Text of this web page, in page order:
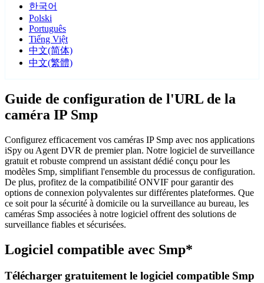
한국어
Polski
Português
Tiếng Việt
中文(简体)
中文(繁體)
Guide de configuration de l'URL de la
caméra IP Smp
Configurez efficacement vos caméras IP Smp avec nos applications
iSpy ou Agent DVR de premier plan. Notre logiciel de surveillance
gratuit et robuste comprend un assistant dédié conçu pour les
modèles Smp, simplifiant l'ensemble du processus de configuration.
De plus, profitez de la compatibilité ONVIF pour garantir des
options de connexion polyvalentes sur différentes plateformes. Que
ce soit pour la sécurité à domicile ou la surveillance au bureau, les
caméras Smp associées à notre logiciel offrent des solutions de
surveillance fiables et sécurisées.
Logiciel compatible avec Smp*
Télécharger gratuitement le logiciel compatible Smp